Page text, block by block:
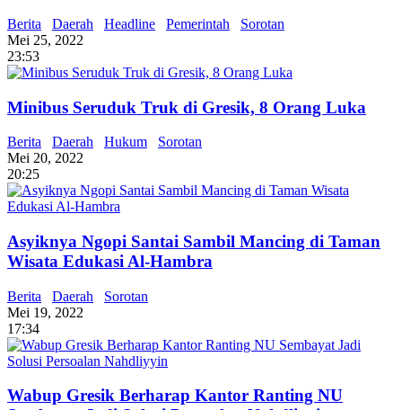
Berita Daerah Headline Pemerintah
Sorotan
Mei 25, 2022
23:53
Minibus Seruduk Truk di Gresik, 8 Orang Luka
Berita Daerah Hukum
Sorotan
Mei 20, 2022
20:25
Asyiknya Ngopi Santai Sambil Mancing di Taman
Wisata Edukasi Al-Hambra
Berita Daerah
Sorotan
Mei 19, 2022
17:34
Wabup Gresik Berharap Kantor Ranting NU